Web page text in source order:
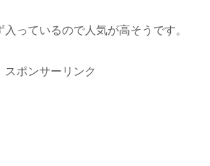
っているので人気が高そうです。
スポンサーリンク